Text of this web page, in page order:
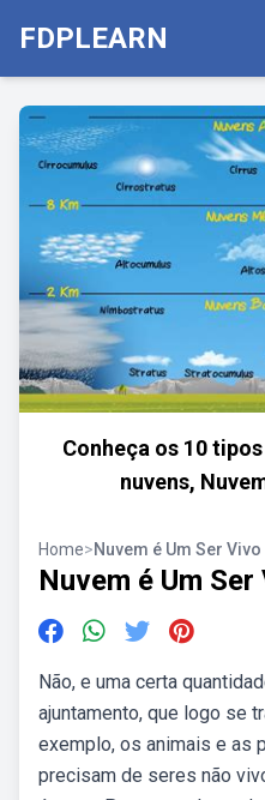
FDPLEARN
Conheça os 10
nuvens,
Home>Nuvem é Um Ser Vivo
Nuvem é Um Ser
Não, e uma certa
ajuntamento, que logo se
exemplo, os animais e as
precisam de seres não